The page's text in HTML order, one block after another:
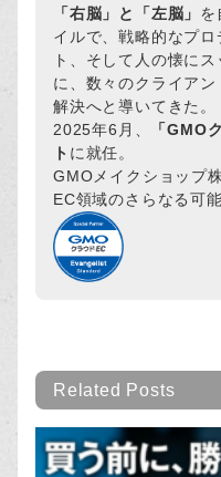
「右脳」と「左脳」 を
イルで、戦略的なプ
ト、そして人の懐に
に、数々のクライアン
解決へと導いてきた。
2025年6月、
「GMO
ト に就任。
GMOメイクショップ
EC領域のさらなる可
Related Posts